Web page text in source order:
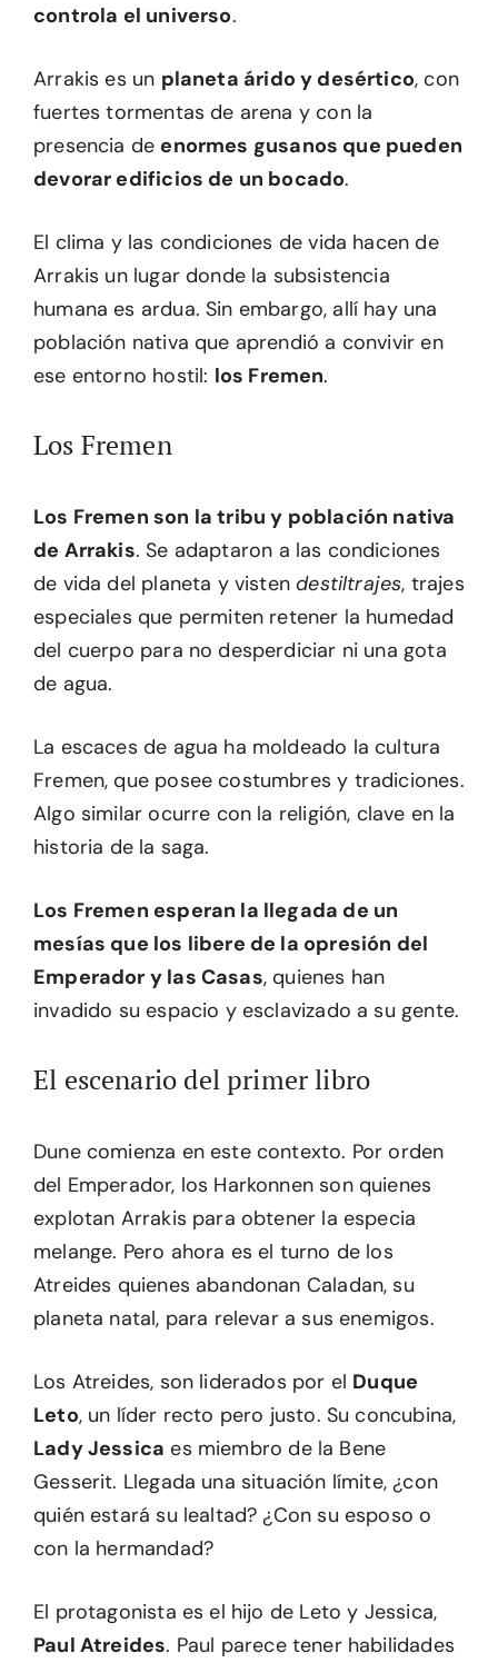
controla el universo.
Arrakis es un planeta árido y desértico, con
fuertes tormentas de arena y con la
presencia de enormes gusanos que pueden
devorar edificios de un bocado.
El clima y las condiciones de vida hacen de
Arrakis un lugar donde la subsistencia
humana es ardua. Sin embargo, allí hay una
población nativa que aprendió a convivir en
ese entorno hostil: los Fremen.
Los Fremen
Los Fremen son la tribu y población nativa
de Arrakis. Se adaptaron a las condiciones
de vida del planeta y vistendestiltrajes, trajes
especiales que permiten retener la humedad
del cuerpo para no desperdiciar ni una gota
de agua.
La escaces de agua ha moldeado la cultura
Fremen, que posee costumbres y tradiciones.
Algo similar ocurre con la religión, clave en la
historia de la saga.
Los Fremen esperan la llegada de un
mesías que los libere de la opresión del
Emperador y las Casas, quienes han
invadido su espacio y esclavizado a su gente.
El escenario del primer libro
Dune comienza en este contexto. Por orden
del Emperador, los Harkonnen son quienes
explotan Arrakis para obtener la especia
melange. Pero ahora es el turno de los
Atreides quienes abandonan Caladan, su
planeta natal, para relevar a sus enemigos.
Los Atreides, son liderados por el Duque
Leto, un líder recto pero justo. Su concubina,
Lady Jessica es miembro de la Bene
Gesserit. Llegada una situación límite, ¿con
quién estará su lealtad? ¿Con su esposo o
con la hermandad?
El protagonista es el hijo de Leto y Jessica,
Paul Atreides. Paul parece tener habilidades